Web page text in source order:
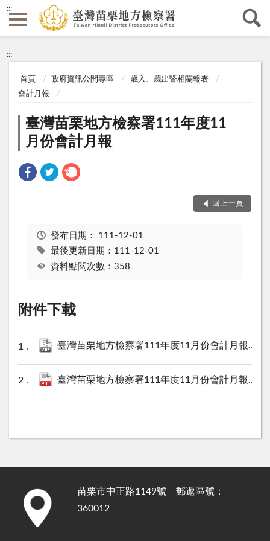
:::
:::
首頁 政府資訊公開專區
歲入、歲出暨相關報表
會計月報
臺灣苗栗地方檢察署111年度11
月份會計月報
回上一頁
發布日期： 111-12-01
最後更新日期：111-12-01
資料點閱次數：358
附件下載
臺灣苗栗地方檢察署111年度11月份會計月報(XML) .zip
臺灣苗栗地方檢察署111年度11月份會計月報(PDF).pdf
苗栗市中正路1149號 郵遞區號：
360012